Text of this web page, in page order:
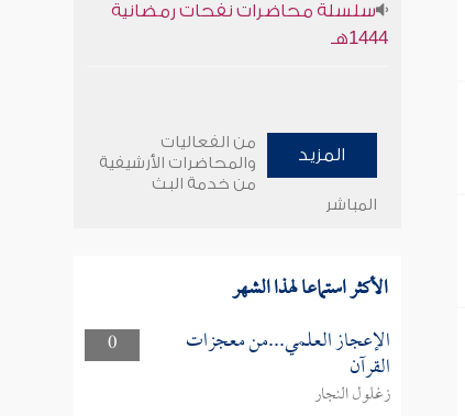
سلسلة محاضرات نفحات رمضانية
1444هـ
المزيد
من الفعاليات
والمحاضرات الأرشيفية
من خدمة البث
المباشر
الأكثر استماعا لهذا الشهر
0 الإعجاز العلمي...من معجزات
القرآن
زغلول النجار